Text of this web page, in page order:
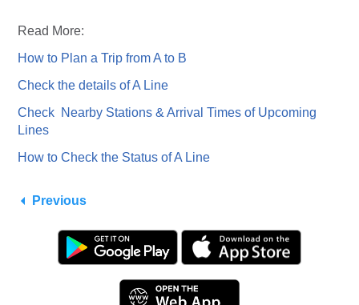
Read More:
How to Plan a Trip from A to B
Check the details of A Line
Check Nearby Stations & Arrival Times of Upcoming
Lines
How to Check the Status of A Line
Previous
Kami menggunakan cookie untuk menawarkan